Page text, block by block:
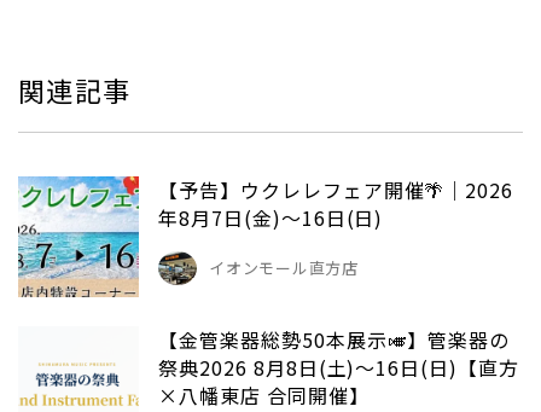
関連記事
【予告】ウクレレフェア開催🌴｜2026
年8月7日(金)～16日(日)
イオンモール直方店
【金管楽器総勢50本展示🎺】管楽器の
祭典2026 8月8日(土)～16日(日)【直方
×八幡東店 合同開催】